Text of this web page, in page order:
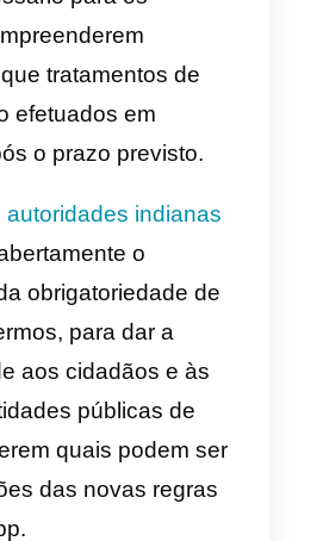
é estudada para as
de grandes
de WhatsApp
uma equipa de venda
que pode então
a diversas conversas
mesmo número